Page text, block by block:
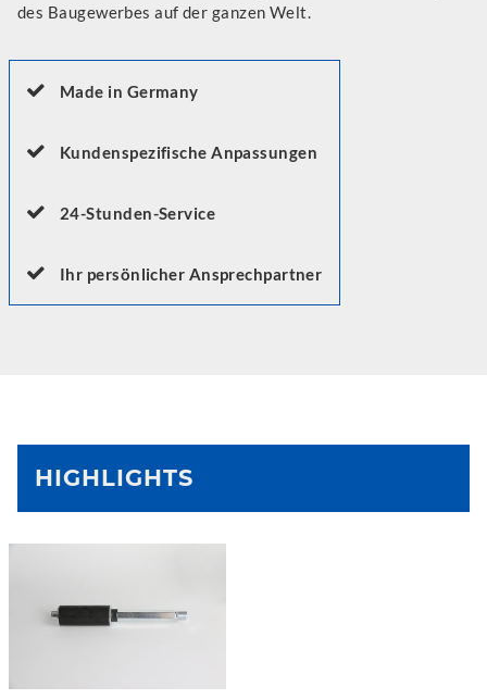
des Baugewerbes auf der ganzen Welt.
Made in Germany
Kundenspezifische Anpassungen
24-Stunden-Service
Ihr persönlicher Ansprechpartner
HIGHLIGHTS